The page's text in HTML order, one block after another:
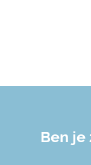
Ben je